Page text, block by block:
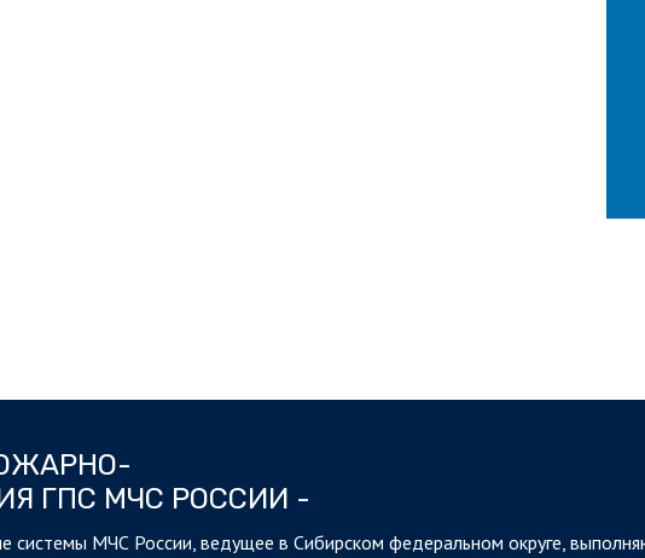
ГПС МЧС РОССИИ -
системы МЧС России, ведущее в Сибирском федеральном округе,